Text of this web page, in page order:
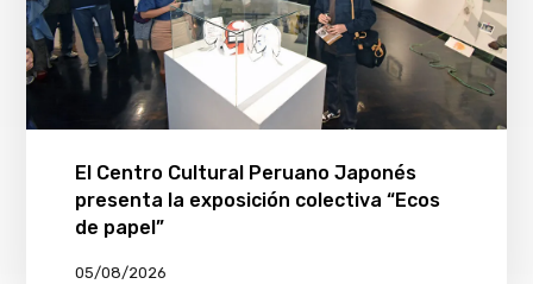
El Centro Cultural Peruano Japonés
presenta la exposición colectiva “Ecos
de papel”
05/08/2026